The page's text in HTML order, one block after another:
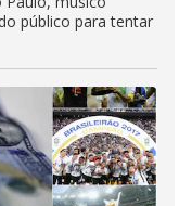
público para tentar